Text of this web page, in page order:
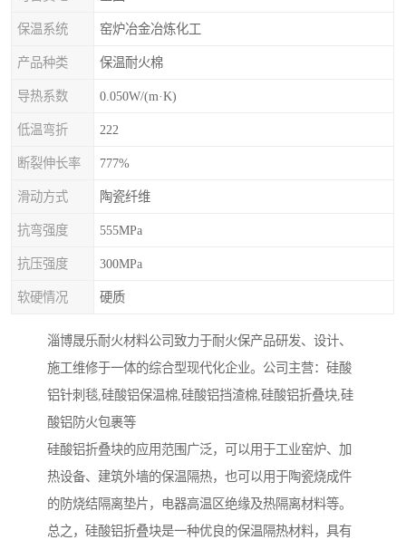
保温系统 窑炉冶金冶炼化工
产品种类 保温耐火棉
导热系数 0.050W/(m·K)
低温弯折 222
断裂伸长率 777%
滑动方式 陶瓷纤维
抗弯强度 555MPa
抗压强度 300MPa
软硬情况 硬质
淄博晟乐耐火材料公司致力于耐火保产品研发、设计、
施工维修于一体的综合型现代化企业。公司主营：硅酸
铝针刺毯,硅酸铝保温棉,硅酸铝挡渣棉,硅酸铝折叠块,硅
酸铝防火包裹等
硅酸铝折叠块的应用范围广泛，可以用于工业窑炉、加
热设备、建筑外墙的保温隔热，也可以用于陶瓷烧成件
的防烧结隔离垫片，电器高温区绝缘及热隔离材料等。
总之，硅酸铝折叠块是一种优良的保温隔热材料，具有